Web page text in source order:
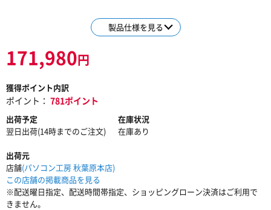
製品仕様を見る
171,980円
獲得ポイント内訳
ポイント： 781ポイント
出荷予定
翌日出荷(14時までのご注文)
在庫状況
在庫あり
出荷元
店舗(パソコン工房 秋葉原本店)
この店舗の掲載商品を見る
※配送曜日指定、配送時間帯指定、ショッピングローン決済はご利用で
きません。